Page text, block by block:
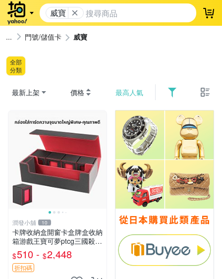
威寶 登
門號/儲值卡 威寶
全部
分類
最新上架 價格 最高人氣
潤發小舖 10
卡牌收納盒開窗卡盒牌盒收納
箱游戲王寶可夢ptcg三國殺海
賊王dtcg
$510 - $2,448
折扣碼